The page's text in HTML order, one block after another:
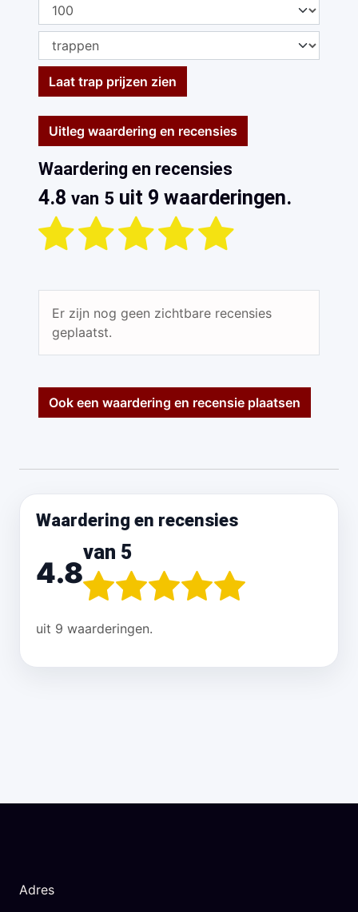
Laat trap prijzen zien
Uitleg waardering en recensies
Waardering en recensies
4.8 van 5 uit 9 waarderingen.
Er zijn nog geen zichtbare recensies
geplaatst.
Ook een waardering en recensie plaatsen
Waardering en recensies
4.8
van 5
uit 9 waarderingen.
Adres